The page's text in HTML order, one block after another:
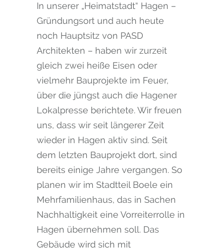
In unserer „Heimatstadt“ Hagen –
Gründungsort und auch heute
noch Hauptsitz von PASD
Architekten – haben wir zurzeit
gleich zwei heiße Eisen oder
vielmehr Bauprojekte im Feuer,
über die jüngst auch die Hagener
Lokalpresse berichtete. Wir freuen
uns, dass wir seit längerer Zeit
wieder in Hagen aktiv sind. Seit
dem letzten Bauprojekt dort, sind
bereits einige Jahre vergangen. So
planen wir im Stadtteil Boele ein
Mehrfamilienhaus, das in Sachen
Nachhaltigkeit eine Vorreiterrolle in
Hagen übernehmen soll. Das
Gebäude wird sich mit